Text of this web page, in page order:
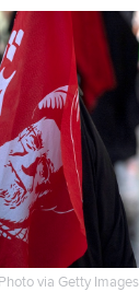
via Getty Images